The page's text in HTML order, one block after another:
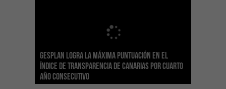
Gesplan logra la máxima puntuación en el
Índice de Transparencia de Canarias por cuarto
año consecutivo
El Gobierno canario concede ayudas del
POSEICAN-Pesca al sector por valor de 7,09 M€
tras aumentar las cuantías
Transición Ecológica coordina con Ashotel su
adhesión a la Red de Refugios Climáticos de
Canarias
Visocan incorpora 170 pisos a su parque de
vivienda protegida en régimen de alquiler
asequible de Tenerife
Sanidad refuerza la capacidad diagnóstica de
los centros de salud con el impulso de la
ecografía clínica
El Gobierno de Canarias convoca el Concurso de
Sal Marina Agrocanarias 2026